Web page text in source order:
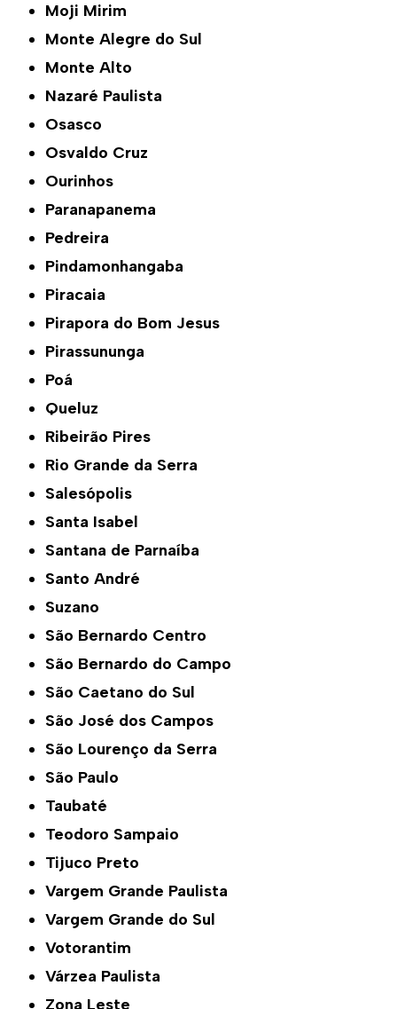
Moji Mirim
Monte Alegre do Sul
Monte Alto
Nazaré Paulista
Osasco
Osvaldo Cruz
Ourinhos
Paranapanema
Pedreira
Pindamonhangaba
Piracaia
Pirapora do Bom Jesus
Pirassununga
Poá
Queluz
Ribeirão Pires
Rio Grande da Serra
Salesópolis
Santa Isabel
Santana de Parnaíba
Santo André
Suzano
São Bernardo Centro
São Bernardo do Campo
São Caetano do Sul
São José dos Campos
São Lourenço da Serra
São Paulo
Taubaté
Teodoro Sampaio
Tijuco Preto
Vargem Grande Paulista
Vargem Grande do Sul
Votorantim
Várzea Paulista
Zona Leste